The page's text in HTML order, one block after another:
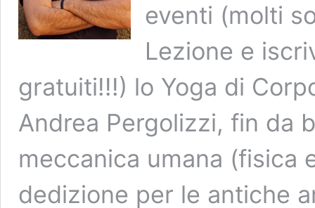
eventi (molti
Lezione e
gratuiti!!!) lo Yoga di
Andrea Pergolizzi, fin da
meccanica umana (fisica
dedizione per le antiche